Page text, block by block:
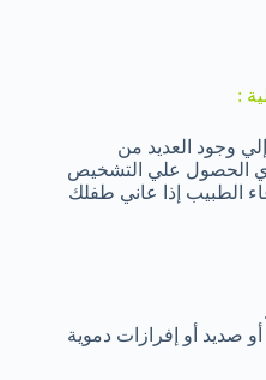
:
وجود العديد من
الحصول علي التشخيص
الطبيب إذا عاني طفلك
صديد أو إفرازات دموية